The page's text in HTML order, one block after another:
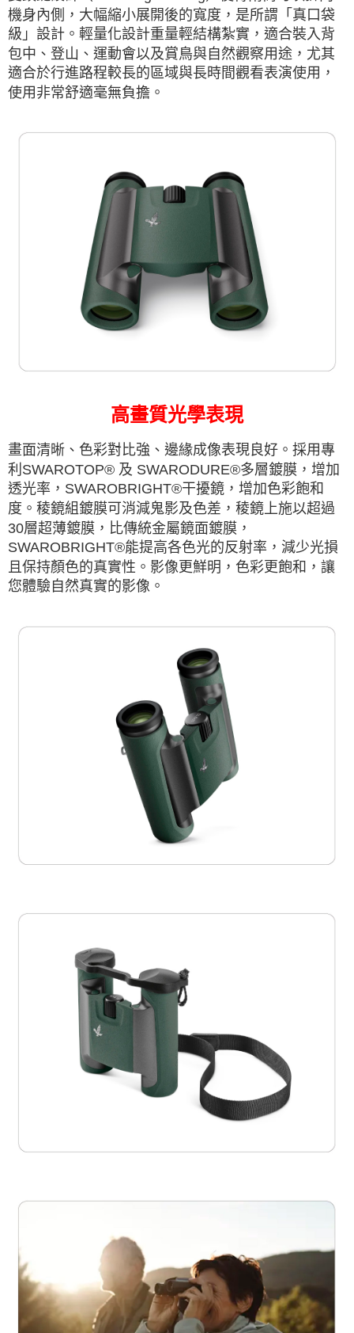
機身內側，大幅縮小展開後的寬度，是所謂「真口袋
級」設計。輕量化設計重量輕結構紮實，適合裝入背
包中、登山、運動會以及賞鳥與自然觀察用途，尤其
適合於行進路程較長的區域與長時間觀看表演使用，
使用非常舒適毫無負擔。
高畫質光學表現
畫面清晰、色彩對比強、邊緣成像表現良好。採用專
利SWAROTOP® 及 SWARODURE®多層鍍膜，增加
透光率，SWAROBRIGHT®干擾鏡，增加色彩飽和
度。稜鏡組鍍膜可消減鬼影及色差 ，稜鏡上施以超過
30層超薄鍍膜，比傳統金屬鏡面鍍膜，
SWAROBRIGHT®能提高各色光的反射率，減少光損
且保持顏色的真實性。影像更鮮明，色彩更飽和，讓
您體驗自然真實的影像。